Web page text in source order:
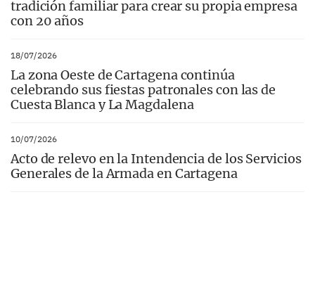
tradición familiar para crear su propia empresa
con 20 años
18/07/2026
La zona Oeste de Cartagena continúa
celebrando sus fiestas patronales con las de
Cuesta Blanca y La Magdalena
10/07/2026
Acto de relevo en la Intendencia de los Servicios
Generales de la Armada en Cartagena